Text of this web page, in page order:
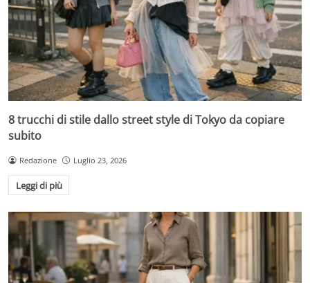
8 trucchi di stile dallo street style di Tokyo da copiare
subito
Redazione Luglio 23, 2026
Leggi di più